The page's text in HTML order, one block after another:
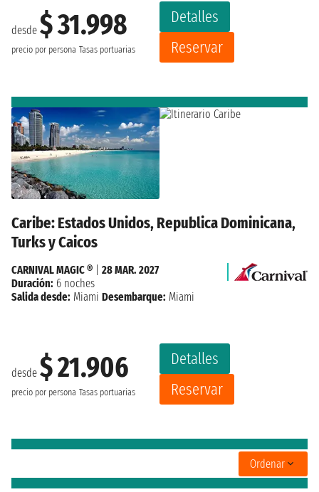
desde $ 31.998
precio por persona Tasas portuarias
Detalles
Reservar
Caribe: Estados Unidos, Republica Dominicana,
Turks y Caicos
desde $ 21.906
precio por persona Tasas portuarias
Detalles
Reservar
CARNIVAL MAGIC ®
28 MAR. 2027
Duración: 6 noches
Salida desde: Miami Desembarque: Miami
Ordenar